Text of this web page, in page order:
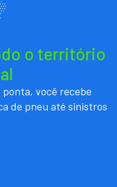
o território
você recebe
de pneu até sinistros